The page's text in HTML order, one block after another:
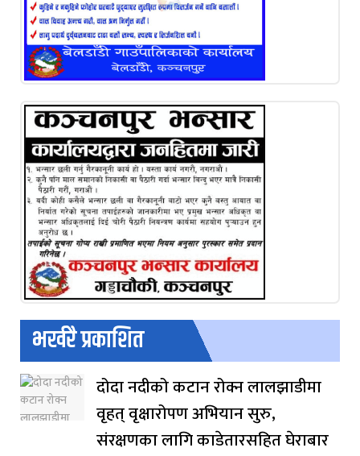
भर्खरै प्रकाशित
दोदा नदीको कटान रोक्न लालझाडीमा
वृहत् वृक्षारोपण अभियान सुरु,
संरक्षणका लागि काडेतारसहित घेराबार